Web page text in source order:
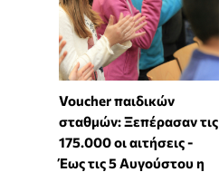
Voucher παιδικών
σταθμών: Ξεπέρασαν τις
175.000 οι αιτήσεις -
Έως τις 5 Αυγούστου η